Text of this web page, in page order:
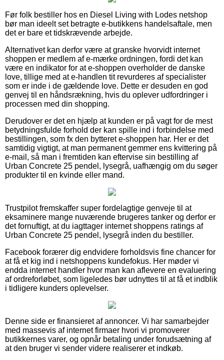
Før folk bestiller hos en Diesel Living with Lodes netshop
bør man ideelt set betragte e-butikkens handelsaftale, men
det er bare et tidskrævende arbejde.
Alternativet kan derfor være at granske hvorvidt internet
shoppen er medlem af e-mærke ordningen, fordi det kan
være en indikator for at e-shoppen overholder de danske
love, tillige med at e-handlen tit revurderes af specialister
som er inde i de gældende love. Dette er desuden en god
genvej til en håndsrækning, hvis du oplever udfordringer i
processen med din shopping.
Derudover er det en hjælp at kunden er på vagt for de mest
betydningsfulde forhold der kan spille ind i forbindelse med
bestillingen, som fx den bytteret e-shoppen har. Her er det
samtidig vigtigt, at man permanent gemmer ens kvittering på
e-mail, så man i fremtiden kan eftervise sin bestilling af
Urban Concrete 25 pendel, lysegrå, uafhængig om du søger
produkter til en kvinde eller mand.
Trustpilot fremskaffer super fordelagtige genveje til at
eksaminere mange nuværende brugeres tanker og derfor er
det fornuftigt, at du iagttager internet shoppens ratings af
Urban Concrete 25 pendel, lysegrå inden du bestiller.
Facebook forærer dig endvidere forholdsvis fine chancer for
at få et kig ind i netshoppens kundefokus. Her møder vi
endda internet handler hvor man kan aflevere en evaluering
af ordreforløbet, som ligeledes bør udnyttes til at få et indblik
i tidligere kunders oplevelser.
Denne side er finansieret af annoncer. Vi har samarbejder
med massevis af internet firmaer hvori vi promoverer
butikkernes varer, og opnår betaling under forudsætning af
at den bruger vi sender videre realiserer et indkøb.